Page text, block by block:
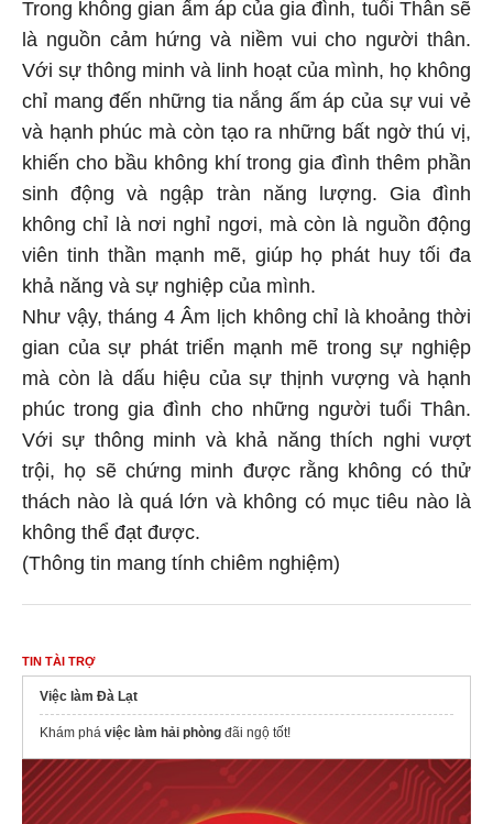
Trong không gian ấm áp của gia đình, tuổi Thân sẽ
là nguồn cảm hứng và niềm vui cho người thân.
Với sự thông minh và linh hoạt của mình, họ không
chỉ mang đến những tia nắng ấm áp của sự vui vẻ
và hạnh phúc mà còn tạo ra những bất ngờ thú vị,
khiến cho bầu không khí trong gia đình thêm phần
sinh động và ngập tràn năng lượng. Gia đình
không chỉ là nơi nghỉ ngơi, mà còn là nguồn động
viên tinh thần mạnh mẽ, giúp họ phát huy tối đa
khả năng và sự nghiệp của mình.
Như vậy, tháng 4 Âm lịch không chỉ là khoảng thời
gian của sự phát triển mạnh mẽ trong sự nghiệp
mà còn là dấu hiệu của sự thịnh vượng và hạnh
phúc trong gia đình cho những người tuổi Thân.
Với sự thông minh và khả năng thích nghi vượt
trội, họ sẽ chứng minh được rằng không có thử
thách nào là quá lớn và không có mục tiêu nào là
không thể đạt được.
(Thông tin mang tính chiêm nghiệm)
TIN TÀI TRỢ
Việc làm Đà Lạt
Khám phá việc làm hải phòng đãi ngộ tốt!